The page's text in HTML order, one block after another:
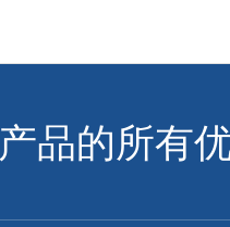
产品的所有